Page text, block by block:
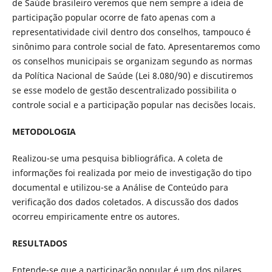
de Saúde brasileiro veremos que nem sempre a ideia de
participação popular ocorre de fato apenas com a
representatividade civil dentro dos conselhos, tampouco é
sinônimo para controle social de fato. Apresentaremos como
os conselhos municipais se organizam segundo as normas
da Política Nacional de Saúde (Lei 8.080/90) e discutiremos
se esse modelo de gestão descentralizado possibilita o
controle social e a participação popular nas decisões locais.
METODOLOGIA
Realizou-se uma pesquisa bibliográfica. A coleta de
informações foi realizada por meio de investigação do tipo
documental e utilizou-se a Análise de Conteúdo para
verificação dos dados coletados. A discussão dos dados
ocorreu empiricamente entre os autores.
RESULTADOS